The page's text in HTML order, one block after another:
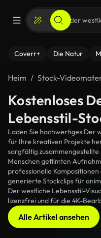
Coverr+ Die Natur
Heim Stock-
Kostenloses
Lebensstil-
Laden Sie hochwertiges Der
für Ihre kreativen Projekte
sorgfältig
Menschen gefilmten
professionelle
generierte Stockclips für
Der westliche Lebensstil-
lizenzfrei und für die 4K-
Alle Artikel ansehen